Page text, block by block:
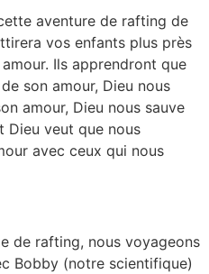
aventure de rafting de
vos enfants plus près
Ils apprendront que
son amour, Dieu nous
amour, Dieu nous sauve
Dieu veut que nous
avec ceux qui nous
de rafting, nous voyageons
Bobby (notre scientifique)